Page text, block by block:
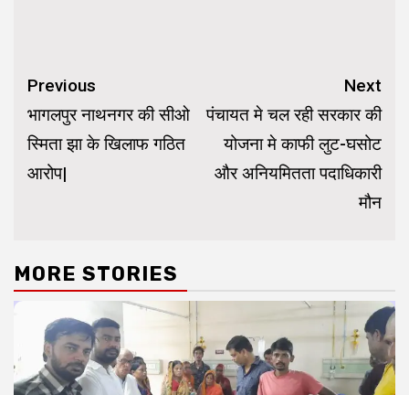
Continue
Reading
Previous
भागलपुर नाथनगर की सीओ
स्मिता झा के खिलाफ गठित
आरोप|
Next
पंचायत मे चल रही सरकार की
योजना मे काफी लुट-घसोट
और अनियमितता पदाधिकारी
मौन
MORE STORIES